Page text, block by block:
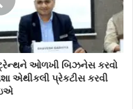
ઓળખી બિઝનેસ કરવો
એથીકલી પ્રેકટીસ કરવી